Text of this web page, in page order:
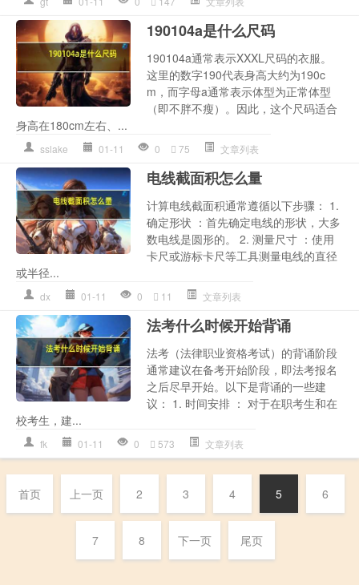
190104a是什么尺码
190104a通常表示XXXL尺码的衣服。
这里的数字190代表身高大约为190c
m，而字母a通常表示体型为正常体型
（即不胖不瘦）。因此，这个尺码适合
身高在180cm左右、...
sslake 01-11 0 75 文章列表
电线截面积怎么量
计算电线截面积通常遵循以下步骤： 1.
确定形状 ：首先确定电线的形状，大多
数电线是圆形的。 2. 测量尺寸 ：使用
卡尺或游标卡尺等工具测量电线的直径
或半径...
dx 01-11 0 11 文章列表
法考什么时候开始背诵
法考（法律职业资格考试）的背诵阶段
通常建议在备考开始阶段，即法考报名
之后尽早开始。以下是背诵的一些建
议： 1. 时间安排 ： 对于在职考生和在
校考生，建...
fk 01-11 0 573 文章列表
首页 上一页 2 3 4 5 6
7 8 下一页 尾页